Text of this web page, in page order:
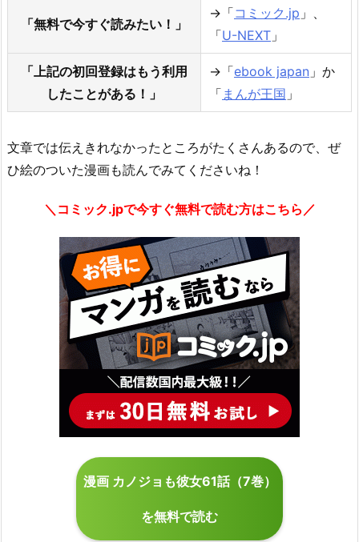
「無料で今すぐ読みたい！」
→「コミック.jp 」、
「U-NEXT 」
「上記の初回登録はもう利用
したことがある！」
→「ebook japan 」か
「 まんが王国 」
文章では伝えきれなかったところがたくさんあるので、ぜ
ひ絵のついた漫画も読んでみてくださいね！
＼コミック.jpで今すぐ無料で読む方はこちら／
漫画 カノジョも彼女61話（7巻）
を無料で読む